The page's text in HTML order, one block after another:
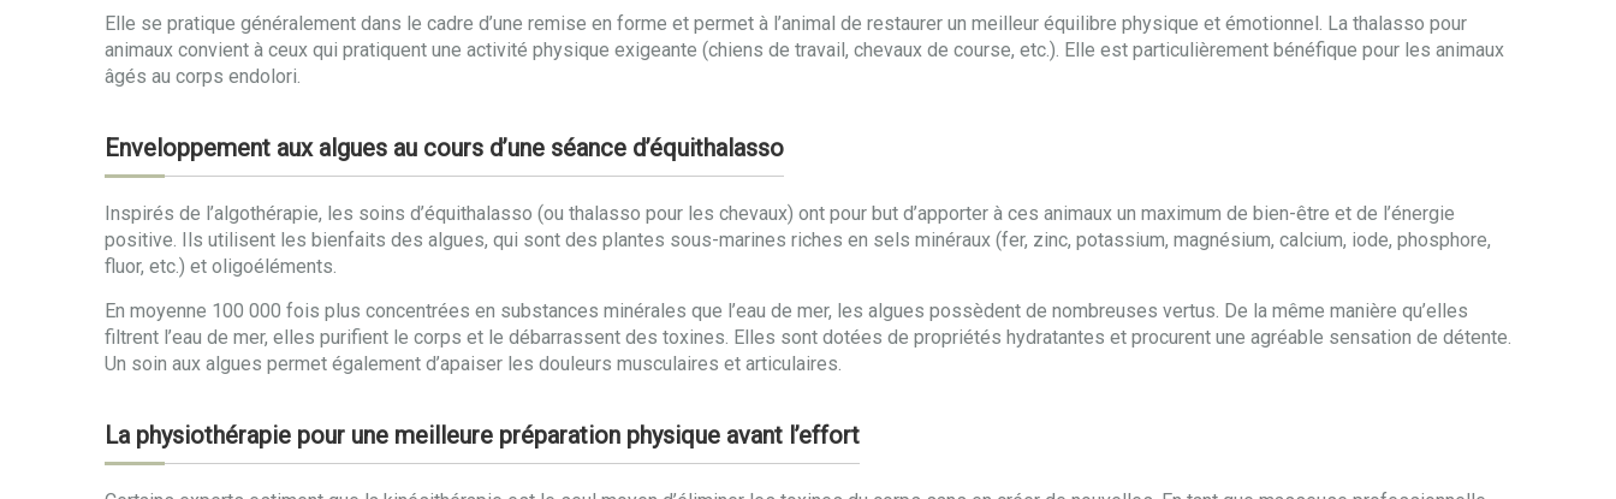
Elle se pratique généralement dans le cadre d’une remise en forme et permet à l’animal de restaurer un meilleur équilibre physique et émotionnel. La thalasso pour
animaux convient à ceux qui pratiquent une activité physique exigeante (chiens de travail, chevaux de course, etc.). Elle est particulièrement bénéfique pour les animaux
âgés au corps endolori.
Enveloppement aux algues au cours d’une séance d’équithalasso
Inspirés de l’algothérapie, les soins d’équithalasso (ou thalasso pour les chevaux) ont pour but d’apporter à ces animaux un maximum de bien-être et de l’énergie
positive. Ils utilisent les bienfaits des algues, qui sont des plantes sous-marines riches en sels minéraux (fer, zinc, potassium, magnésium, calcium, iode, phosphore,
fluor, etc.) et oligoéléments.
En moyenne 100 000 fois plus concentrées en substances minérales que l’eau de mer, les algues possèdent de nombreuses vertus. De la même manière qu’elles
filtrent l’eau de mer, elles purifient le corps et le débarrassent des toxines. Elles sont dotées de propriétés hydratantes et procurent une agréable sensation de détente.
Un soin aux algues permet également d’apaiser les douleurs musculaires et articulaires.
La physiothérapie pour une meilleure préparation physique avant l’effort